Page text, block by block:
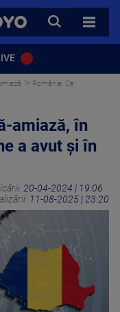
CAUTA
TOATE
în România. Ce
amiază, în
a avut și în
20-04-2024 | 19:06
11-08-2025 | 23:20